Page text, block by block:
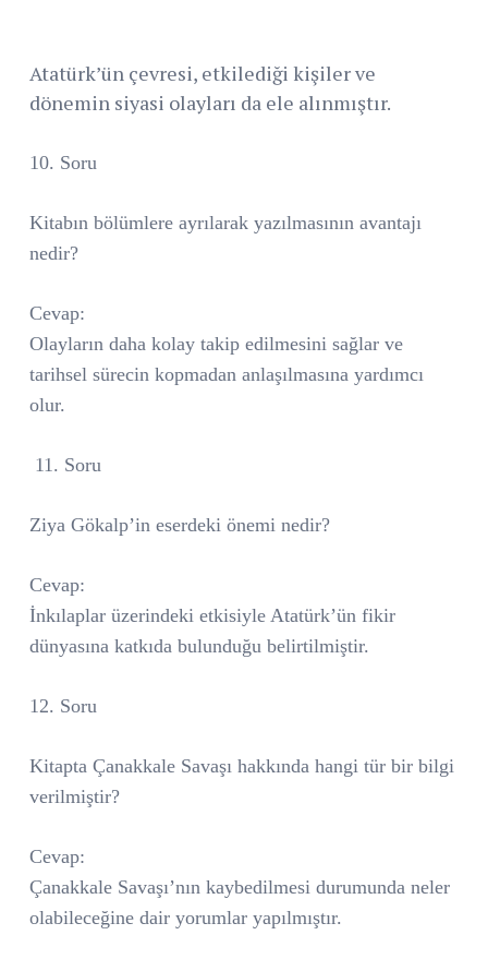
Atatürk’ün çevresi, etkilediği kişiler ve
dönemin siyasi olayları da ele alınmıştır.
10. Soru
Kitabın bölümlere ayrılarak yazılmasının avantajı
nedir?
Cevap:
Olayların daha kolay takip edilmesini sağlar ve
tarihsel sürecin kopmadan anlaşılmasına yardımcı
olur.
11. Soru
Ziya Gökalp’in eserdeki önemi nedir?
Cevap:
İnkılaplar üzerindeki etkisiyle Atatürk’ün fikir
dünyasına katkıda bulunduğu belirtilmiştir.
12. Soru
Kitapta Çanakkale Savaşı hakkında hangi tür bir bilgi
verilmiştir?
Cevap:
Çanakkale Savaşı’nın kaybedilmesi durumunda neler
olabileceğine dair yorumlar yapılmıştır.